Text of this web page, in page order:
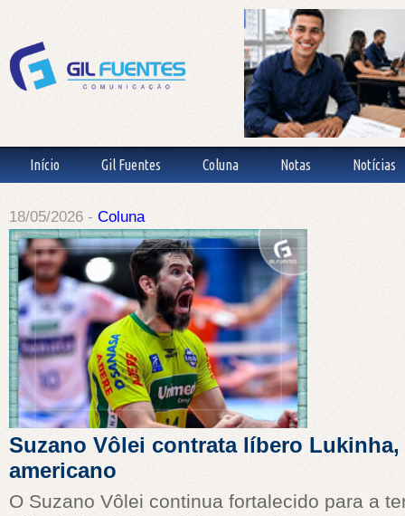
Início Gil Fuentes Coluna Notas Notícias
18/05/2026 - Coluna
Suzano Vôlei contrata líbero
americano
O Suzano Vôlei continua fortalecido para a